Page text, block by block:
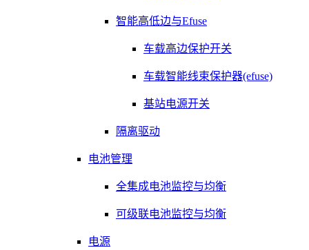
智能高低边与Efuse
车载高边保护开关
车载智能线束保护器(efuse)
基站电源开关
隔离驱动
电池管理
全集成电池监控与均衡
可级联电池监控与均衡
电源